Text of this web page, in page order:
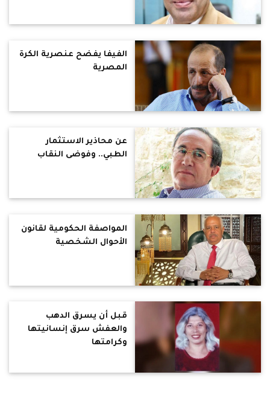
الفيفا يفضح عنصرية الكرة
المصرية
عن محاذير الاستثمار
الطبي.. وفوضى النقاب
المواصفة الحكومية لقانون
الأحوال الشخصية
قبل أن يسرق الدهب
والعفش سرق إنسانيتها
وكرامتها